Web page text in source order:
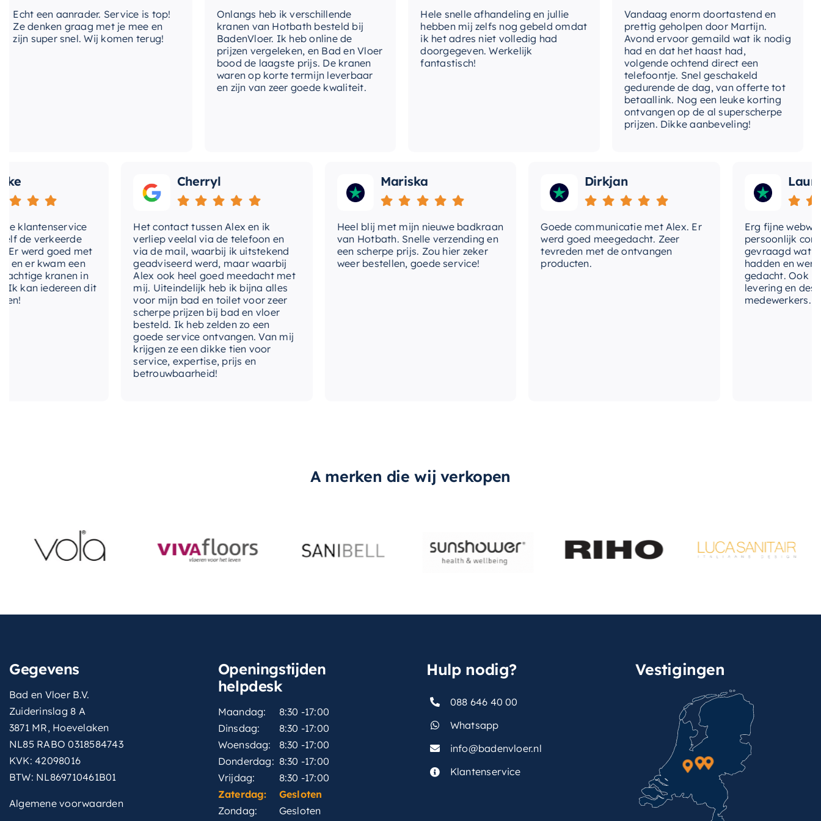
merk op het gebied van sanitair, kunt u er zeker van zijn dat u kiest voor een product van
superieure kwaliteit.
met-douchearm Nee
met-verlichting Nee
Nee
Plafondmontage, Wandmontage
Hotbath Rain
uitvoering
volumestroomklasse Z (4,2-6,9 l/min.)
vorm-hoofddouche
een aanrader. Service is top!
denken graag met je mee en
super snel. Wij komen terug!
Onlangs heb ik verschillende
kranen van Hotbath besteld bij
BadenVloer. Ik heb online de
prijzen vergeleken, en Bad en Vloer
bood de laagste prijs. De kranen
waren op korte termijn leverbaar
en zijn van zeer goede kwaliteit.
Hele snelle afhandeling en jullie
hebben mij zelfs nog gebeld omdat
ik het adres niet volledig had
doorgegeven. Werkelijk
fantastisch!
Vandaag enorm doortastend en
prettig geholpen door Martijn.
Avond ervoor gemaild wat ik nodig
had en dat het haast had,
volgende ochtend direct een
telefoontje. Snel geschakeld
gedurende de dag, van offerte tot
betaallink. Nog een leuke korting
ontvangen op de al superscherpe
prijzen. Dikke aanbeveling!
verkeerde
werd goed met
er kwam een
kranen in
iedereen dit
Cherryl
Het contact tussen Alex en ik
verliep veelal via de telefoon en
via de mail, waarbij ik uitstekend
geadviseerd werd, maar waarbij
Alex ook heel goed meedacht met
mij. Uiteindelijk heb ik bijna alles
voor mijn bad en toilet voor zeer
scherpe prijzen bij bad en vloer
besteld. Ik heb zelden zo een
goede service ontvangen. Van mij
krijgen ze een dikke tien voor
service, expertise, prijs en
betrouwbaarheid!
Mariska
Heel blij met mijn nieuwe badkraan
van Hotbath. Snelle verzending en
een scherpe prijs. Zou hier zeker
weer bestellen, goede service!
Dirkjan
Goede communicatie met Alex. Er
werd goed meegedacht. Zeer
tevreden met de ontvangen
producten.
Laura
Erg fijne
persoonlijk contact
gevraagd wat we
hadden en werd
gedacht. Ook in de
levering en
medewerkers. Wij
A merken die wij verkopen
Gegevens
Bad en Vloer B.V.
Zuiderinslag 8 A
3871 MR, Hoevelaken
NL85 RABO 0318584743
KVK: 42098016
BTW: NL869710461B01
Algemene voorwaarden
Openingstijden
helpdesk
Maandag:
8:30 -17:00
Dinsdag:
8:30 -17:00
Woensdag:
8:30 -17:00
Donderdag: 8:30 -17:00
Vrijdag:
8:30 -17:00
Zaterdag:
Gesloten
Zondag:
Gesloten
Hulp nodig?
088 646 40 00
Whatsapp
info@badenvloer.nl
Klantenservice
Vestigingen